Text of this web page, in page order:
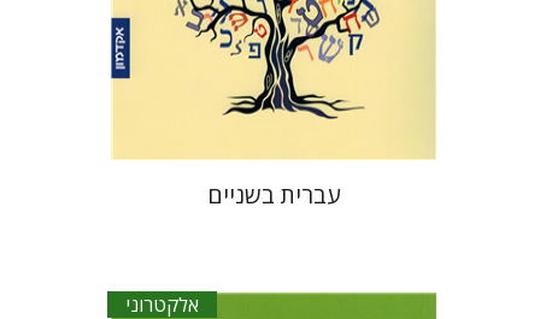
הנחת אתר ספר אלקטרוני
$23
עברית בשניים
אלקטרוני